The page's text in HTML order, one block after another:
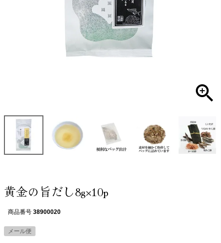
黄金の旨だし8g×10p
商品番号 38900020
メール便